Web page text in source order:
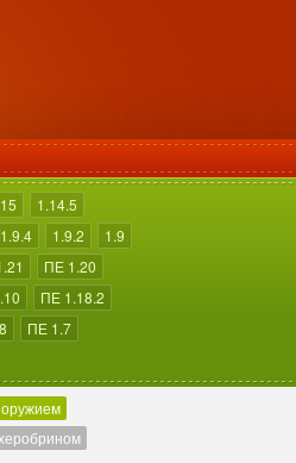
1.14.5
1.9.4 1.9.2
1.9
ПЕ 1.20
ПЕ 1.18.2
ПЕ 1.7